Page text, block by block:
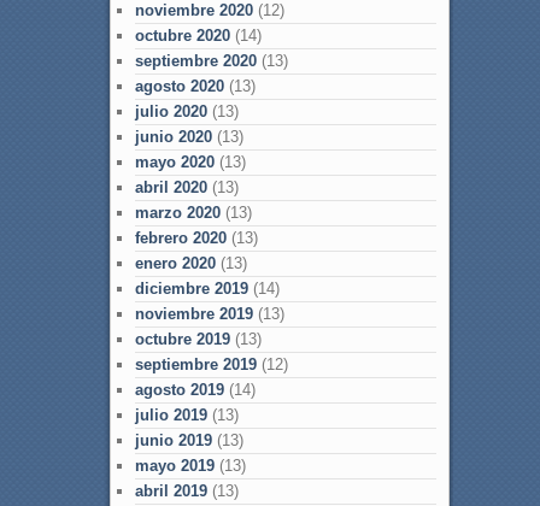
noviembre 2020(12)
octubre 2020(14)
septiembre 2020(13)
agosto 2020(13)
julio 2020(13)
junio 2020(13)
mayo 2020(13)
abril 2020(13)
marzo 2020(13)
febrero 2020(13)
enero 2020(13)
diciembre 2019(14)
noviembre 2019(13)
octubre 2019(13)
septiembre 2019(12)
agosto 2019(14)
julio 2019(13)
junio 2019(13)
mayo 2019(13)
abril 2019(13)